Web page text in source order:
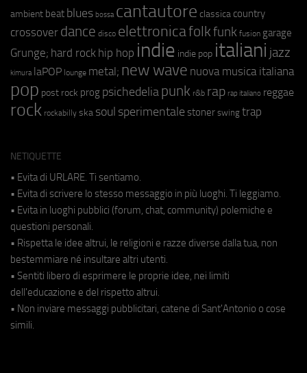
ambient beat blues bossa cantautore classica country
crossover dance disco elettronicafolkfunk fusion garage
Grunge; hard rock hip hop indie indie pop italiani jazz
kimura laPOP lounge metal; new wave nuova musica italiana
pop post rock prog psichedeliapunk r&b rap rap italiano reggae
rock rockabilly ska soul sperimentale stoner swing trap
NETIQUETTE
• Evita di URLARE. Ti sentiamo.
• Evita di scrivere lo stesso messaggio in più luoghi. Ti leggiamo.
• Evita in luoghi pubblici (forum, chat, community) polemiche e
questioni personali.
• Rispetta le idee altrui, le religioni e razze diverse dalla tua, non
bestemmiare né insultare altri utenti.
• Sentiti libero di esprimere le proprie idee, nei limiti
dell'educazione e del rispetto altrui.
• Non inviare messaggi pubblicitari, catene di Sant'Antonio o cose
simili.